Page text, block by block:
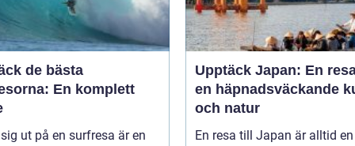
de bästa
En komplett
ut på en surfresa är en
Upptäck Japan: En
en häpnadsväckande
och natur
En resa till Japan är alltid